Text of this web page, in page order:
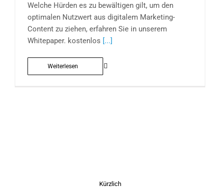
Welche Hürden es zu bewältigen gilt, um den
optimalen Nutzwert aus digitalem Marketing-
Content zu ziehen, erfahren Sie in unserem
Whitepaper. kostenlos [...]
Weiterlesen
Kürzlich